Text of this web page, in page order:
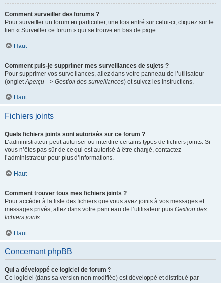
Comment surveiller des forums ?
Pour surveiller un forum en particulier, une fois entré sur celui-ci, cliquez sur le
lien « Surveiller ce forum » qui se trouve en bas de page.
Haut
Comment puis-je supprimer mes surveillances de sujets ?
Pour supprimer vos surveillances, allez dans votre panneau de l’utilisateur
(ongletAperçu --> Gestion des surveillances) et suivez les instructions.
Haut
Fichiers joints
Quels fichiers joints sont autorisés sur ce forum ?
L’administrateur peut autoriser ou interdire certains types de fichiers joints. Si
vous n’êtes pas sûr de ce qui est autorisé à être chargé, contactez
l’administrateur pour plus d’informations.
Haut
Comment trouver tous mes fichiers joints ?
Pour accéder à la liste des fichiers que vous avez joints à vos messages et
messages privés, allez dans votre panneau de l’utilisateur puis Gestion des
fichiers joints.
Haut
Concernant phpBB
Qui a développé ce logiciel de forum ?
Ce logiciel (dans sa version non modifiée) est développé et distribué par